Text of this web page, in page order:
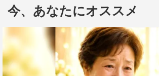
東京』で、2007年放送のドラマ『華麗な
共演を果たした。
そんな2人の対談では、初対面の印象から
さらには鈴木のルーツなどにも迫る予定
のほか、リスナーからのメッセージにも
今、あなたにオススメ